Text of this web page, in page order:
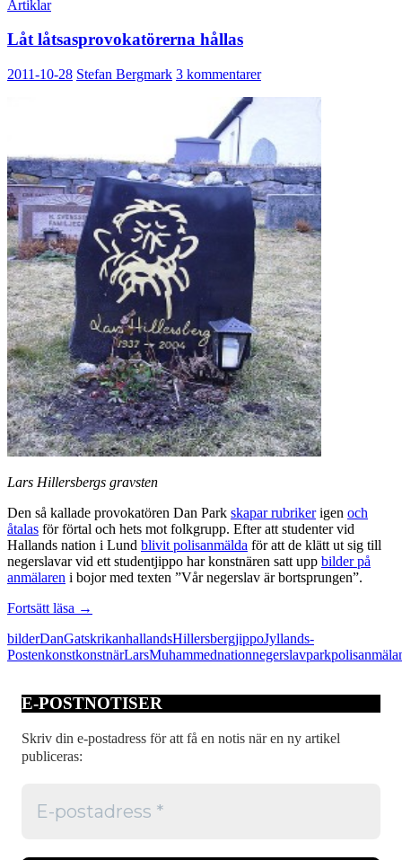
Artiklar
Låt låtsasprovokatörerna hållas
2011-10-28 Stefan Bergmark 3 kommentarer
Lars Hillersbergs gravsten
Den så kallade provokatören Dan Park skapar rubrikerigen och
åtalas för förtal och hets mot folkgrupp. Efter att studenter vid
Hallands nation i Lund blivit polisanmälda för att de klätt ut sig till
negerslavar vid ett studentjippo har konstnären satt upp bilder på
anmälaren i bojor med texten ”Vår negerslav är bortsprungen”.
Fortsätt läsa Låt
hållas
→
bilderDanGatskrikanhallandsHillersbergjippoJyllands-
PostenkonstkonstnärLarsMuhammednationnegerslavpark
E-POSTNOTISER
Skriv din e-postadress för att få en notis när en ny artikel
publiceras: